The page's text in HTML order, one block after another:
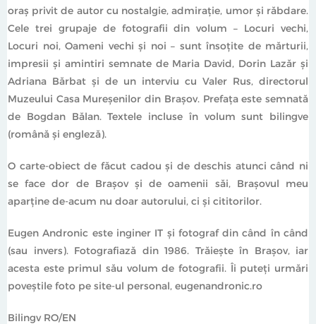
oraş privit de autor cu nostalgie, admiraţie, umor şi răbdare.
Cele trei grupaje de fotografii din volum – Locuri vechi,
Locuri noi, Oameni vechi şi noi – sunt însoţite de mărturii,
impresii şi amintiri semnate de Maria David, Dorin Lazăr şi
Adriana Bărbat şi de un interviu cu Valer Rus, directorul
Muzeului Casa Mureşenilor din Braşov. Prefaţa este semnată
de Bogdan Bălan. Textele incluse în volum sunt bilingve
(română şi engleză).
O carte-obiect de făcut cadou şi de deschis atunci când ni
se face dor de Braşov şi de oamenii săi, Braşovul meu
aparţine de-acum nu doar autorului, ci şi cititorilor.
Eugen Andronic este inginer IT şi fotograf din când în când
(sau invers). Fotografiază din 1986. Trăieşte în Braşov, iar
acesta este primul său volum de fotografii. Îi puteţi urmări
poveştile foto pe site-ul personal, eugenandronic.ro
Bilingv RO/EN